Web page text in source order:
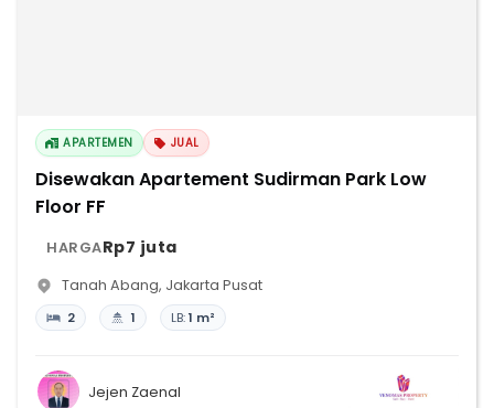
APARTEMEN JUAL
Disewakan Apartement Sudirman Park Low
Floor FF
HARGARp7 juta
Tanah Abang, Jakarta Pusat
2 1 LB:1 m²
Jejen Zaenal